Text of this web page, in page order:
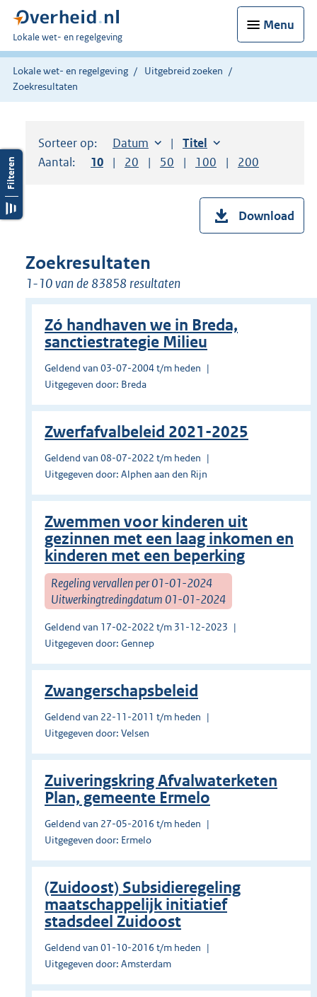
Menu
U
bent
hier:
Lokale wet- en regelgeving
Lokale wet- en regelgeving
Uitgebreid zoeken
Zoekresultaten
Sorteer op: Sorteer op:
Datum aflopendSorteer op:
Titel oplopend
Aantal:
Toon
10 resultaten per pagina
Toon
20 resultaten per pagina
Toon
50 resultaten per pagina
Toon
100 resultaten per
Toon
200
Download
Zoekresultaten
1-10 van de 83858 resultaten
Zó handhaven we in Breda,
sanctiestrategie Milieu
Geldend van 03-07-2004 t/m heden
Uitgegeven door: Breda
Zwerfafvalbeleid 2021-2025
Geldend van 08-07-2022 t/m heden
Uitgegeven door: Alphen aan den Rijn
Zwemmen voor kinderen uit
gezinnen met een laag inkomen en
kinderen met een beperking
Regeling vervallen per 01-01-2024
Uitwerkingtredingdatum 01-01-2024
Geldend van 17-02-2022 t/m 31-12-2023
Uitgegeven door: Gennep
Zwangerschapsbeleid
Geldend van 22-11-2011 t/m heden
Uitgegeven door: Velsen
Zuiveringskring Afvalwaterketen
Plan, gemeente Ermelo
Geldend van 27-05-2016 t/m heden
Uitgegeven door: Ermelo
(Zuidoost) Subsidieregeling
maatschappelijk initiatief
stadsdeel Zuidoost
Geldend van 01-10-2016 t/m heden
Uitgegeven door: Amsterdam